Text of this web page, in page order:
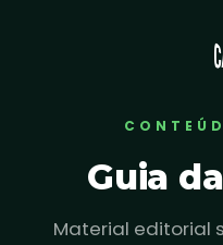
Guia
Material editorial